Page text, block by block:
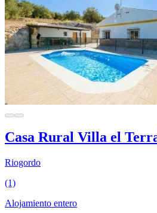
Casa Rural Villa el
Riogordo
(1)
Alojamiento entero